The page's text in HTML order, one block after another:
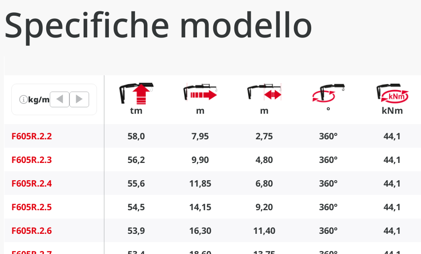
Specifiche modello
kg/m
tm m m ° kNm
F605R.2.2 58,0 7,95 2,75 360° 44,1
F605R.2.3
56,2 9,90 4,80 360° 44,1
F605R.2.4
55,6 11,85 6,80 360° 44,1
F605R.2.5
54,5 14,15 9,20 360° 44,1
F605R.2.6
53,9 16,30 11,40 360° 44,1